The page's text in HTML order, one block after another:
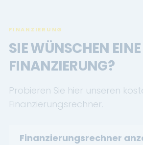
FINANZIERUNG
SIE WÜNSCHEN EINE
FINANZIERUNG?
Probieren Sie hier unseren
Finanzierungsrechner.
Finanzierungsrechner